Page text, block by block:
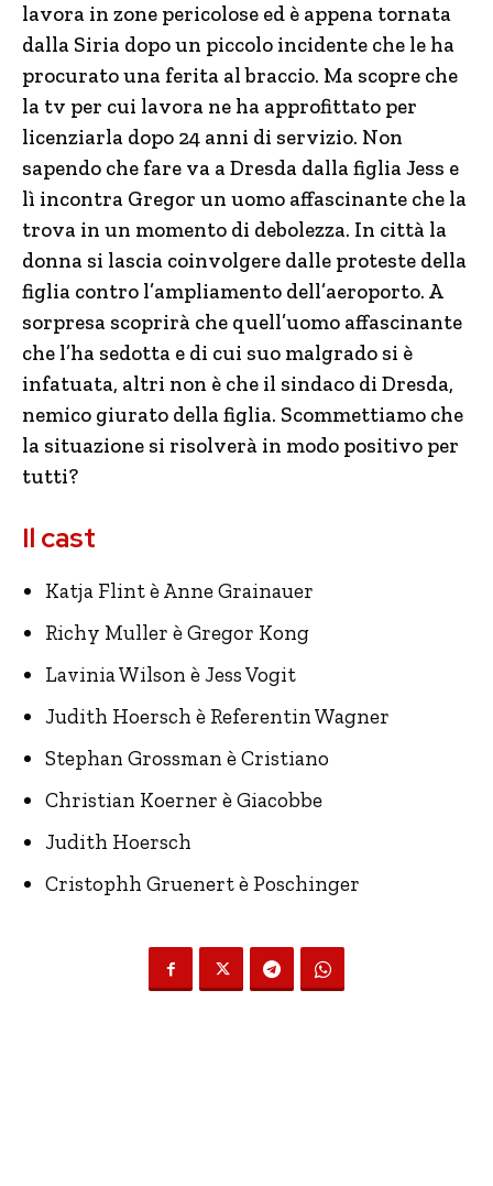
lavora in zone pericolose ed è appena tornata
dalla Siria dopo un piccolo incidente che le ha
procurato una ferita al braccio. Ma scopre che
la tv per cui lavora ne ha approfittato per
licenziarla dopo 24 anni di servizio. Non
sapendo che fare va a Dresda dalla figlia Jess e
lì incontra Gregor un uomo affascinante che la
trova in un momento di debolezza. In città la
donna si lascia coinvolgere dalle proteste della
figlia contro l’ampliamento dell’aeroporto. A
sorpresa scoprirà che quell’uomo affascinante
che l’ha sedotta e di cui suo malgrado si è
infatuata, altri non è che il sindaco di Dresda,
nemico giurato della figlia. Scommettiamo che
la situazione si risolverà in modo positivo per
tutti?
Il cast
Katja Flint è Anne Grainauer
Richy Muller è Gregor Kong
Lavinia Wilson è Jess Vogit
Judith Hoersch è Referentin Wagner
Stephan Grossman è Cristiano
Christian Koerner è Giacobbe
Judith Hoersch
Cristophh Gruenert è Poschinger